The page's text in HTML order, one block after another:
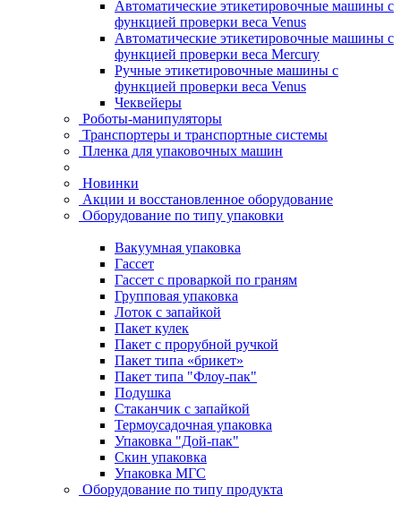
Автоматические этикетировочные машины с
функцией проверки веса Venus
Автоматические этикетировочные машины с
функцией проверки веса Mercury
Ручные этикетировочные машины с
функцией проверки веса Venus
Чеквейеры
Роботы-манипуляторы
Транспортеры и транспортные системы
Пленка для упаковочных машин
Новинки
Акции и восстановленное оборудование
Оборудование по типу упаковки
Вакуумная упаковка
Гассет
Гассет с проваркой по граням
Групповая упаковка
Лоток с запайкой
Пакет кулек
Пакет с прорубной ручкой
Пакет типа «брикет»
Пакет типа "Флоу-пак"
Подушка
Стаканчик с запайкой
Термоусадочная упаковка
Упаковка "Дой-пак"
Скин упаковка
Упаковка МГС
Оборудование по типу продукта